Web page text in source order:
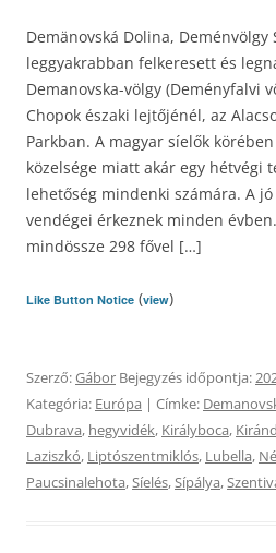
Demänovská Dolina, Deménvölgy
leggyakrabban felkeresett és
Demanovska-völgy (Deményfalvi
Chopok északi lejtőjénél, az
Parkban. A magyar síelők
közelsége miatt akár egy hétvégi
lehetőség mindenki számára. A
vendégei érkeznek minden
mindössze 298 fővel […]
Like Button Notice (view)
Szerző:Gábor Bejegyzés időpontja:
Kategória: Európa | Címke:
Dubrava, hegyvidék, Királyboca,
Laziszkó, Liptószentmiklós, Lubella,
Paucsinalehota,Síelés,Sípálya,